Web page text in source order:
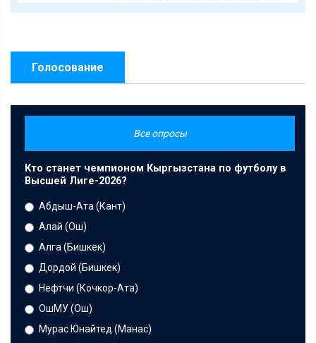
Голосование
Все опросы
Кто станет чемпионом Кыргызстана по футболу в
Высшей Лиге-2026?
Абдыш-Ата (Кант)
Алай (Ош)
Алга (Бишкек)
Дордой (Бишкек)
Нефтчи (Кочкор-Ата)
ОшМУ (Ош)
Мурас Юнайтед (Манас)